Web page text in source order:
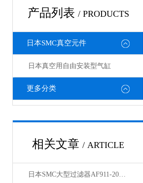
产品列表 / PRODUCTS
日本SMC真空元件
日本真空用自由安装型气缸
更多分类
相关文章 / ARTICLE
日本SMC大型过滤器AF911-20和AF60-10的区别